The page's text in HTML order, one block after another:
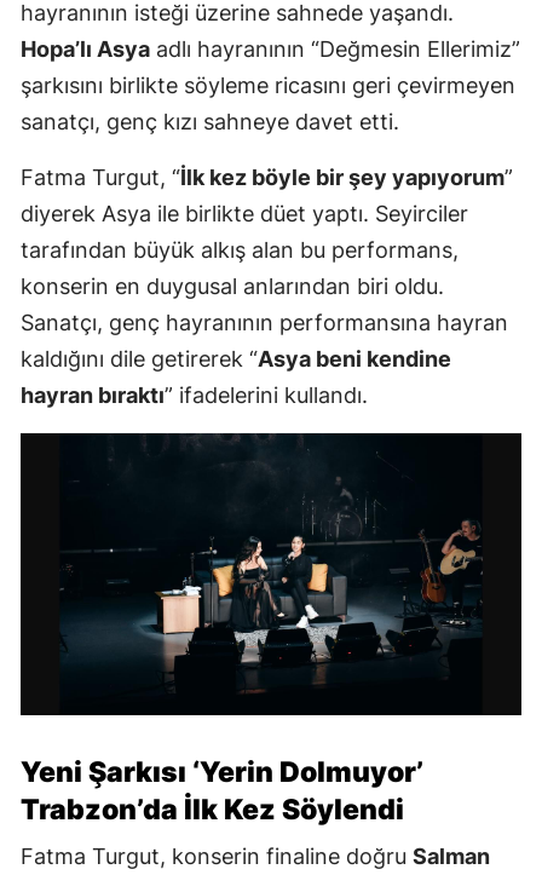
hayranının isteği üzerine sahnede yaşandı.
Hopa’lı Asya adlı hayranının “Değmesin Ellerimiz”
şarkısını birlikte söyleme ricasını geri çevirmeyen
sanatçı, genç kızı sahneye davet etti.
Fatma Turgut, “İlk kez böyle bir şey yapıyorum”
diyerek Asya ile birlikte düet yaptı. Seyirciler
tarafından büyük alkış alan bu performans,
konserin en duygusal anlarından biri oldu.
Sanatçı, genç hayranının performansına hayran
kaldığını dile getirerek “Asya beni kendine
hayran bıraktı” ifadelerini kullandı.
Yeni Şarkısı ‘Yerin Dolmuyor’
Trabzon’da İlk Kez Söylendi
Fatma Turgut, konserin finaline doğru Salman